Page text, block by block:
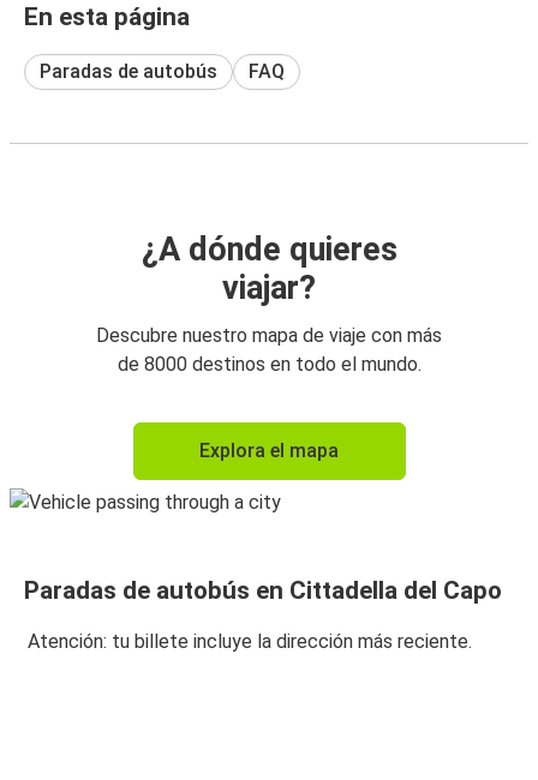
En esta página
Paradas de autobús FAQ
¿A dónde quieres
viajar?
Descubre nuestro mapa de viaje con más
de 8000 destinos en todo el mundo.
Explora el mapa
Paradas de autobús en Cittadella del Capo
Atención: tu billete incluye la dirección más reciente.